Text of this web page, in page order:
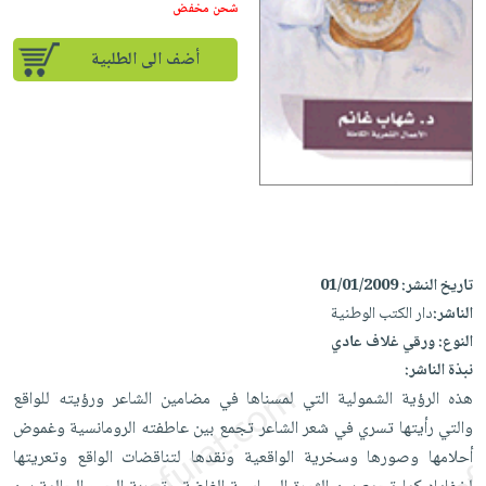
إختياراتنا
كتب
صندوق
القراءة
English
iKitab
بلا
حدود
أسئلة
يتكرر
طرحها
على
Android
تحميل
iKitab
على
Apple
أسئلة
يتكرر
طرحها
تحميل
masmu3
على
Android
على
Apple
المواضيع
الأكثر
مبيعاً
إختياراتنا
وسائل
تعليمية
جوائز
تعليمية
والعناية
الشخصية
جديد
العناية
الشخصية
العناية
وتصفيف
الشعر
العناية
بالجسم
والسفرة
جديد
الكل
أواني
الطهي
أدوات
متجر
الهدايا
أقسام
شحن مخفض
أضف الى الطلبية
تاريخ النشر:01/01/2009
الناشر:دار الكتب الوطنية
النوع:ورقي غلاف عادي
نبذة الناشر:
هذه الرؤية الشمولية التي لمسناها في مضامين الشاعر ورؤيته للواقع
والتي رأيتها تسري في شعر الشاعر تجمع بين عاطفته الرومانسية وغموض
أحلامها وصورها وسخرية الواقعية ونقدها لتناقضات الواقع وتعريتها